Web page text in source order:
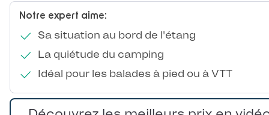
Notre expert aime:
Sa situation au bord de l'étang
La quiétude du camping
Idéal pour les balades à pied ou à VTT